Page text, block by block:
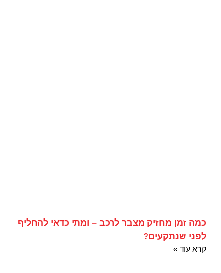
כמה זמן מחזיק מצבר לרכב – ומתי כדאי להחליף
לפני שנתקעים?
קרא עוד »